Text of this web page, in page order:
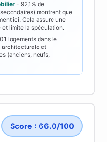
- 92,1% de
montrent que
ici. Cela assure une
et limite la spéculation.
logements dans le
architecturale et
(anciens, neufs,
Score : 66.0/100